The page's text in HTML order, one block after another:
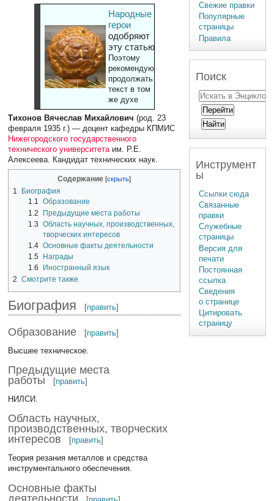
Народные
герои
одобряют
эту статью
Поэтому
рекомендуют
продолжать
текст в том
же духе
Тихонов Вячеслав Михайлович (род. 23
февраля 1935 г.) — доцент кафедры КПМИС
Нижегородского государственного
технического университетаим. Р.Е.
Алексеева. Кандидат технических наук.
Содержание
1
Биография
1.1 Образование
1.2
Предыдущие места работы
1.3 Область научных, производственных,
творческих интересов
1.4 Основные факты деятельности
1.5
Награды
1.6
Иностранный язык
2
Смотрите также
Биография [править]
Образование [править]
Высшее техническое.
Предыдущие места
работы
[править]
НИЛСИ.
Область научных,
производственных, творческих
интересов
[править]
Теория резания металлов и средства
инструментального обеспечения.
Основные факты
деятельности
Свежие правки
Популярные
страницы
Правила
Поиск
Инструмент
ы
Ссылки сюда
Связанные
правки
Служебные
страницы
Версия для
печати
Постоянная
ссылка
Сведения
о странице
Цитировать
страницу